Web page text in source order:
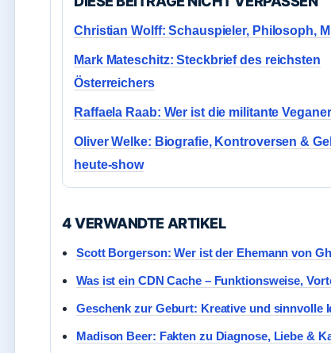
Christian Wolff: Schauspieler, Philosoph,
Mark Mateschitz: Steckbrief des reichsten
Österreichers
Raffaela Raab: Wer ist die militante
Oliver Welke: Biografie, Kontroversen &
heute-show
4 VERWANDTE ARTIKEL
Scott Borgerson: Wer ist der Ehemann von
Was ist ein CDN Cache – Funktionsweise,
Geschenk zur Geburt: Kreative und sinnvolle
Madison Beer: Fakten zu Diagnose, Liebe &